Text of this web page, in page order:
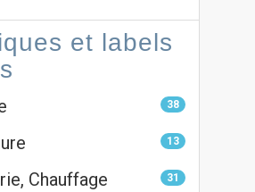
et labels
38
13
Chauffage 31